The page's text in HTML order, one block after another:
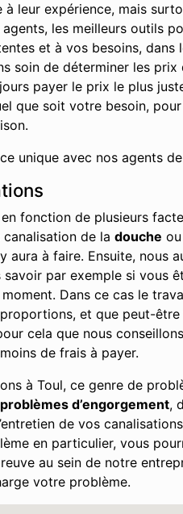
leur expérience, mais
les meilleurs outils
et à vos besoins, dans
soin de déterminer les
payer le prix le plus
que soit votre besoin,
unique avec nos agents
fonction de plusieurs
canalisation de la douche
à faire. Ensuite, nous
par exemple si vous
Dans ce cas le
et que peut-
cela que nous
de frais à payer.
à Toul, ce genre de
problèmes d’engorgement,
de vos
en particulier, vous
au sein de notre
votre problème.